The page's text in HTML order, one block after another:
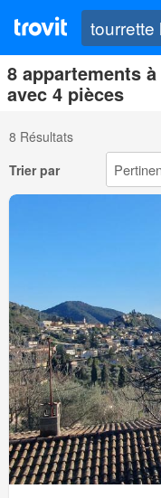
8 appartements
avec 4 pièces
8 Résultats
Trier par